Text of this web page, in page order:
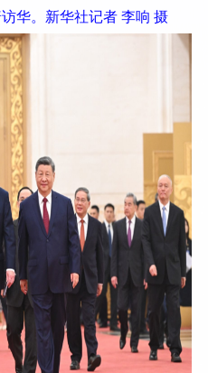
华。新华社记者 李响 摄